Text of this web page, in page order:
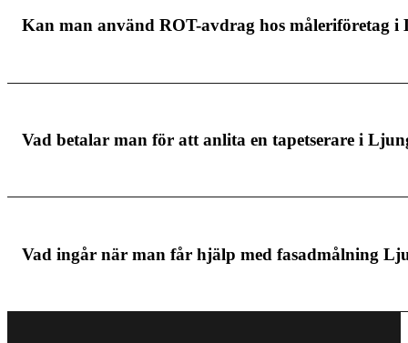
Målare i Ljungskile tar lite olika pris beroende på
du betalar för och det är viktigt att du anlitar en
Kan man använd ROT-avdrag hos måleriföretag i
Måleri i Ljungskile erbjuder dig möjligheten att
offerten, men det kan däremot vara värt att
Vad betalar man för att anlita en tapetserare i
Den totala kostnaden för att få tapeten
andra materialkostnader. Det är därför flera
Vad ingår när man får hjälp med fasadmålning